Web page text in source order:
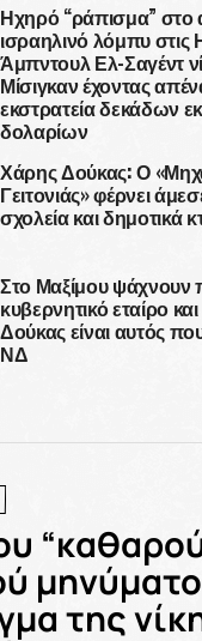
Ηχηρό “ράπισμα” στο
ισραηλινό λόμπυ
Άμπντουλ Ελ-Σαγέντ
Μίσιγκαν έχοντας
εκστρατεία δεκάδων
δολαρίων
Χάρης Δούκας: Ο
Γειτονιάς» φέρνει
σχολεία και δημοτικά
Στο Μαξίμου ψάχνουν
κυβερνητικό εταίρο
Δούκας είναι αυτός
ΝΔ
της